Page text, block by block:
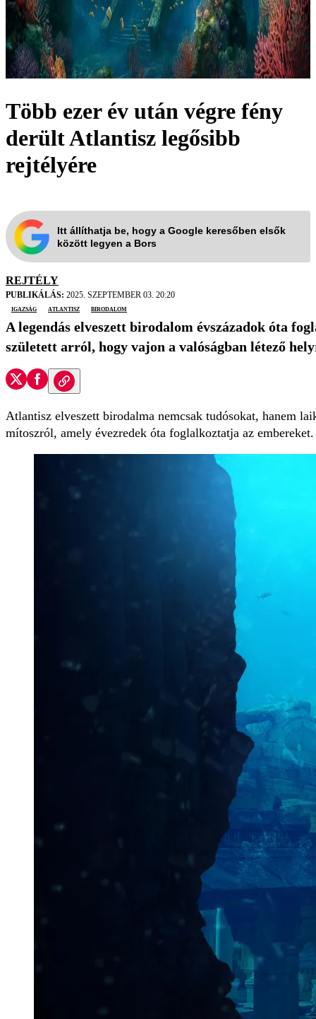
Több ezer év után végre fény
derült Atlantisz legősibb
rejtélyére
Itt állíthatja be, hogy a Google keresőben elsők
között legyen a Bors
REJTÉLY
PUBLIKÁLÁS: 2025. SZEPTEMBER 03. 20:20
igazság
Atlantisz birodalom
A legendás elveszett birodalom évszázadok óta
született arról, hogy vajon a valóságban létező
Atlantisz elveszett birodalma nemcsak tudósokat, hanem
mítoszról, amely évezredek óta foglalkoztatja az